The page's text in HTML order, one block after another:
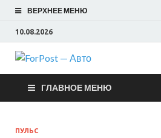
ВЕРХНЕЕ МЕНЮ
10.08.2026
Авто
ГЛАВНОЕ МЕНЮ
ПУЛЬС